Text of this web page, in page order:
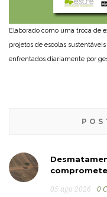
Elaborado como uma troca de
projetos de escolas
enfrentados diariamente por
05 ago 2026 0